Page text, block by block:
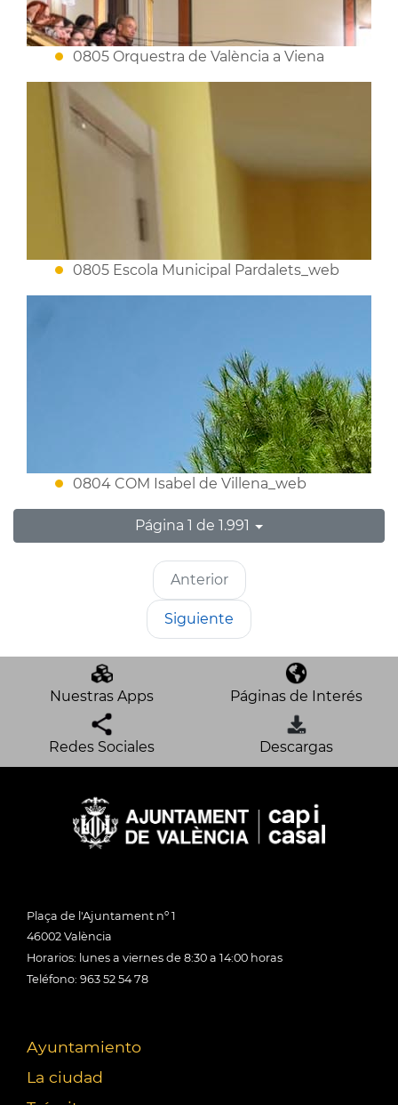
0805 Orquestra de València a Viena
0805 Escola Municipal Pardalets_web
0804 COM Isabel de Villena_web
Página 1 de 1.991
Anterior
Siguiente
Nuestras Apps Páginas de Interés
Redes Sociales Descargas
Plaça de l'Ajuntament nº 1
46002 València
Horarios: lunes a viernes de 8:30 a 14:00 horas
Teléfono: 963 52 54 78
Ayuntamiento
La ciudad